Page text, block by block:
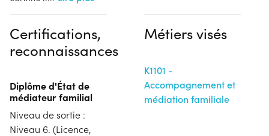
Certifications,
reconnaissances
Diplôme d'État de
médiateur familial
Niveau de sortie :
Niveau 6. (Licence,
Métiers visés
K1101 -
Accompagnement et
médiation familiale